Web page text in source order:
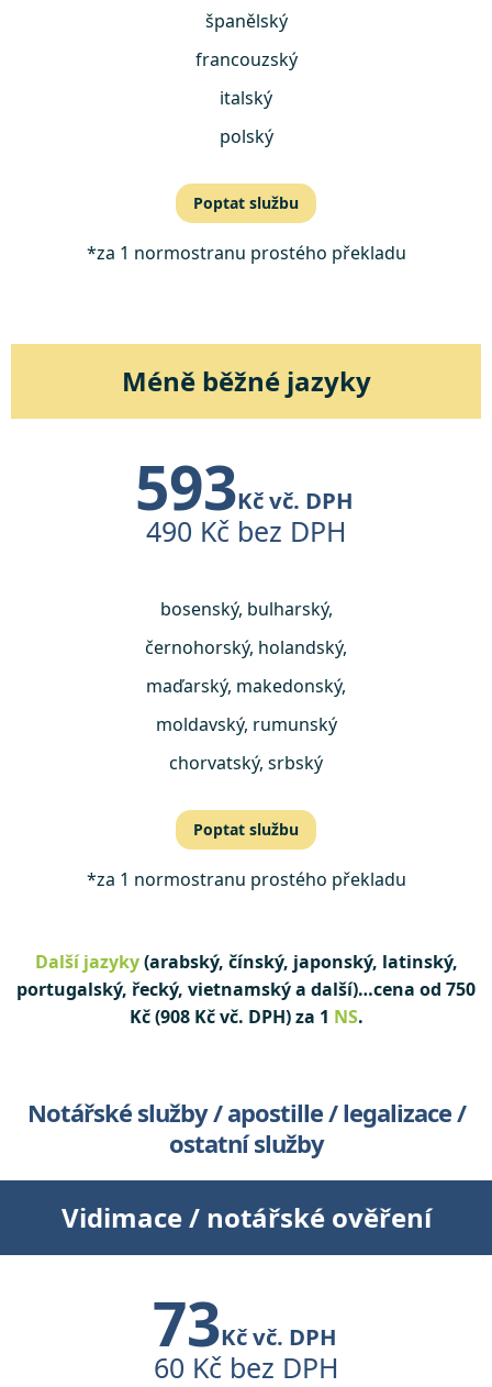
španělský
francouzský
italský
polský
Poptat službu
*za 1 normostranu prostého překladu
Méně běžné jazyky
593Kč vč. DPH
490 Kč bez DPH
bosenský, bulharský,
černohorský, holandský,
maďarský, makedonský,
moldavský, rumunský
chorvatský, srbský
Poptat službu
*za 1 normostranu prostého překladu
Další jazyky(arabský, čínský, japonský, latinský,
portugalský, řecký, vietnamský a další)…cena od 750
Kč (908 Kč vč. DPH) za 1 NS.
Notářské služby / apostille / legalizace /
ostatní služby
Vidimace / notářské ověření
73Kč vč. DPH
60 Kč bez DPH